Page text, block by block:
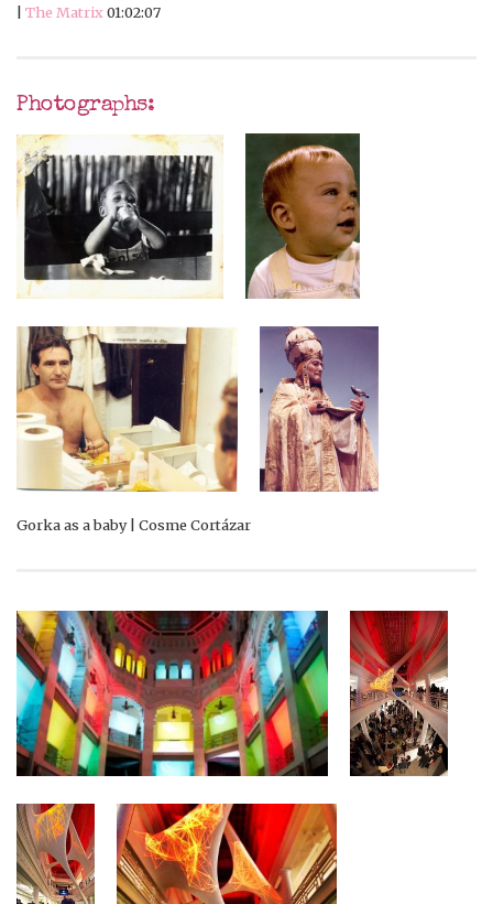
The Matrix 01:02:07
Photographs:
Gorka as a baby | Cosme Cortázar